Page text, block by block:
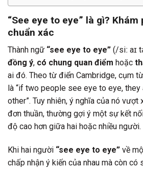
“See eye to eye” là gì?
chuẩn xác
Thành ngữ “see eye to eye” (/siː aɪ
đồng ý, có chung quan điểm hoặc
ai đó. Theo từ điển Cambridge, cụm
là “if two people see eye to eye,
other”. Tuy nhiên, ý nghĩa của nó
đơn thuần, thường gợi ý một sự kết
độ cao hơn giữa hai hoặc nhiều người.
Khi hai người “see eye to eye” về
chấp nhận ý kiến của nhau mà còn có